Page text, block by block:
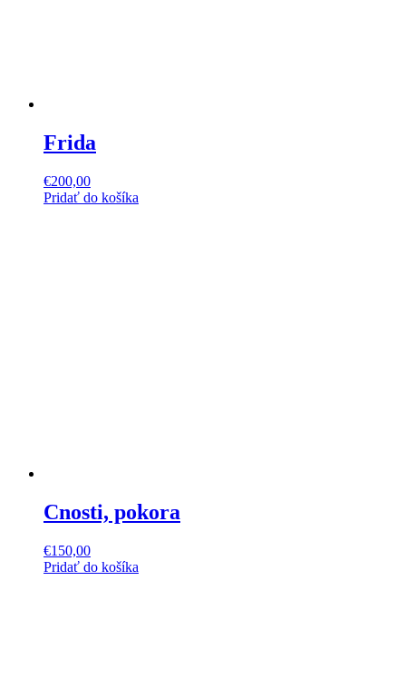
Frida
€200,00
Pridať do košíka
Cnosti, pokora
€150,00
Pridať do košíka